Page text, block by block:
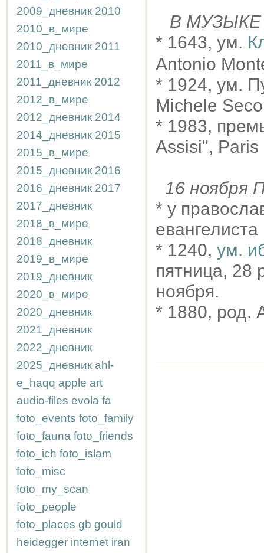
2009_дневник 2010
2010_в_мире
2010_дневник 2011
2011_в_мире
2011_дневник 2012
2012_в_мире
2012_дневник 2014
2014_дневник 2015
2015_в_мире
2015_дневник 2016
2016_дневник 2017
2017_дневник
2018_в_мире
2018_дневник
2019_в_мире
2019_дневник
2020_в_мире
2020_дневник
2021_дневник
2022_дневник
2025_дневник ahl-
e_haqq apple art
audio-files evola fa
foto_events foto_family
foto_fauna foto_friends
foto_ich foto_islam
foto_misc
foto_my_scan
foto_people
foto_places gb gould
heidegger internet iran
В МУЗЫКЕ
* 1643, ум.
Antonio
* 1924, ум.
Michele
* 1983,
Assisi",
16
* у
* 1240, ум.
пятница, 28
ноября.
* 1880, род.